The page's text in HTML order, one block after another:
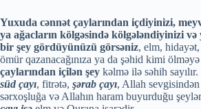
Yuxuda cənnət çaylarından içdiyinizi,
ya ağacların kölgəsində kölgələndiyinizi
bir şey gördüyünüzü görsəniz, elm,
ömür qazanacağınıza ya da şəhid kimi
çaylarından içilən şey kəlmə ilə səhih sayılır.
süd çayı, fitrətə, şərab çayı, Allah
sərxoşluğa və Allahın haram buyurduğu